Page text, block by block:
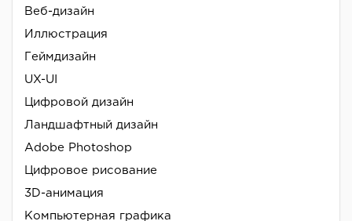
Веб-дизайн
Иллюстрация
Геймдизайн
UX-UI
Цифровой дизайн
Ландшафтный дизайн
Adobe Photoshop
Цифровое рисование
3D-анимация
Компьютерная графика